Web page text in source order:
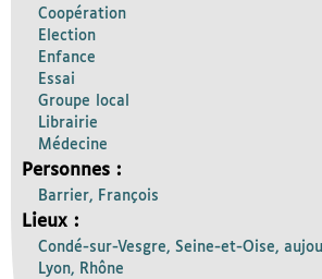
Coopération
Election
Enfance
Essai
Groupe local
Librairie
Médecine
Personnes :
Barrier, François
Lieux :
Condé-sur-Vesgre, Seine-et-Oise,
Lyon, Rhône